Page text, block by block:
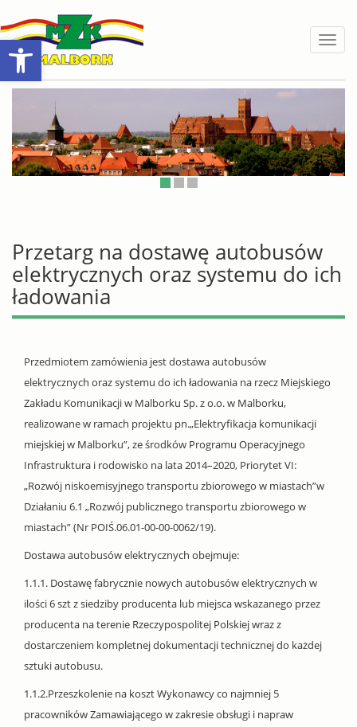
Open toolbar
Toggle
Przetarg na dostawę autobusów
elektrycznych oraz systemu do ich
ładowania
Przedmiotem zamówienia jest dostawa autobusów
elektrycznych oraz systemu do ich ładowania na rzecz Miejskiego
Zakładu Komunikacji w Malborku Sp. z o.o. w Malborku,
realizowane w ramach projektu pn.„Elektryfikacja komunikacji
miejskiej w Malborku”, ze środków Programu Operacyjnego
Infrastruktura i rodowisko na lata 2014–2020, Priorytet VI:
„Rozwój niskoemisyjnego transportu zbiorowego w miastach”w
Działaniu 6.1 „Rozwój publicznego transportu zbiorowego w
miastach” (Nr POIŚ.06.01-00-00-0062/19).
Dostawa autobusów elektrycznych obejmuje:
1.1.1. Dostawę fabrycznie nowych autobusów elektrycznych w
ilości 6 szt z siedziby producenta lub miejsca wskazanego przez
producenta na terenie Rzeczypospolitej Polskiej wraz z
dostarczeniem kompletnej dokumentacji technicznej do każdej
sztuki autobusu.
1.1.2.Przeszkolenie na koszt Wykonawcy co najmniej 5
pracowników Zamawiającego w zakresie obsługi i napraw